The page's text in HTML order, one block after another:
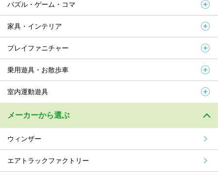
パズル・ゲーム・コマ
家具・インテリア
プレイファニチャー
乗用遊具・お散歩車
室内運動遊具
メーカーから選ぶ
ウィンザー
エアトラックファクトリー